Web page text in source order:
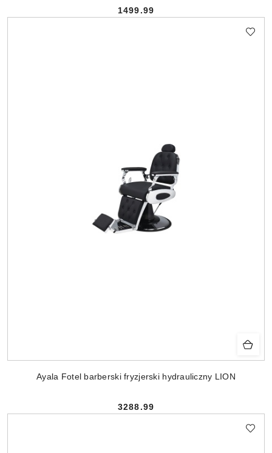
Cena:
1499.99
Ayala Fotel barberski fryzjerski hydrauliczny LION
Cena:
3288.99